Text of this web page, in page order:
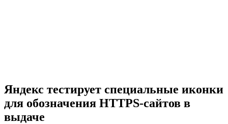
Яндекс тестирует специальные иконки
для обозначения HTTPS-сайтов в
выдаче